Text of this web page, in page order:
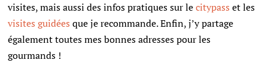
visites, mais aussi des infos pratiques sur lecitypass et les
visites guidées que je recommande. Enfin, j’y partage
également toutes mes bonnes adresses pour les
gourmands !